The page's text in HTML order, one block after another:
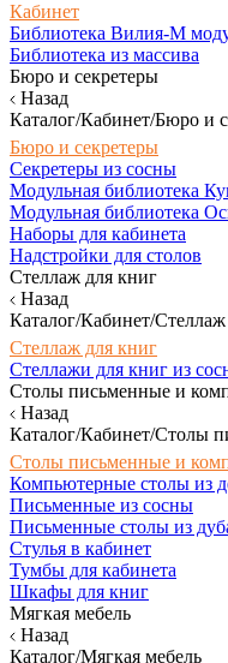
Кабинет
Библиотека Вилия-М
Библиотека из массива
Бюро и секретеры
Назад
Каталог/Кабинет/Бюро и
Бюро и секретеры
Секретеры из сосны
Модульная библиотека
Модульная библиотека
Наборы для кабинета
Надстройки для столов
Стеллаж для книг
Назад
Каталог/Кабинет/
Стеллаж для книг
Стеллажи для книг из
Столы письменные и
Назад
Каталог/Кабинет/Столы
Столы письменные и
Компьютерные столы из
Письменные из сосны
Письменные столы из
Стулья в кабинет
Тумбы для кабинета
Шкафы для книг
Мягкая мебель
Назад
Каталог/Мягкая мебель